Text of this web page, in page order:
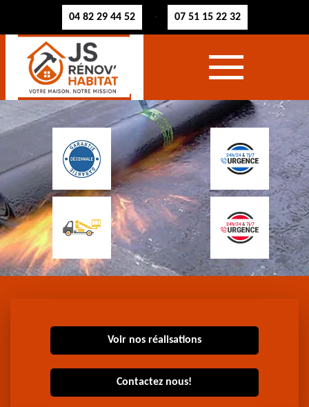
04 82 29 44 52 - 07 51 15 22 32
Voir nos réalisations
Contactez nous!